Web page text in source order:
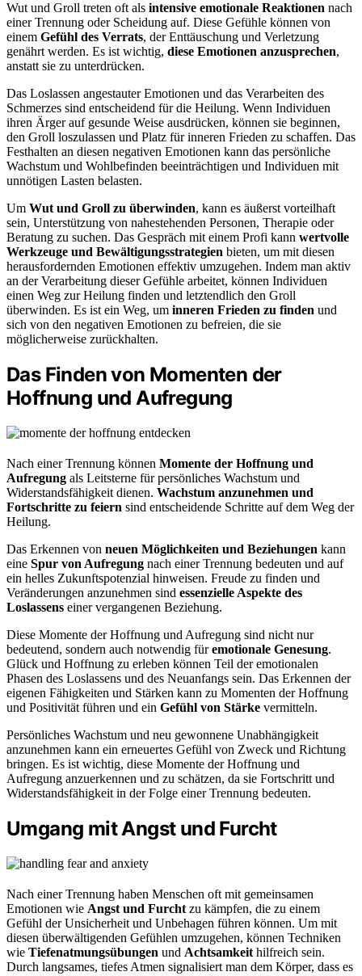
Wut und Groll treten oft als intensive emotionale Reaktionen nach
einer Trennung oder Scheidung auf. Diese Gefühle können von
einem Gefühl des Verrats, der Enttäuschung und Verletzung
genährt werden. Es ist wichtig, diese Emotionen anzusprechen,
anstatt sie zu unterdrücken.
Das Loslassen angestauter Emotionen und das Verarbeiten des
Schmerzes sind entscheidend für die Heilung. Wenn Individuen
ihren Ärger auf gesunde Weise ausdrücken, können sie beginnen,
den Groll loszulassen und Platz für inneren Frieden zu schaffen. Das
Festhalten an diesen negativen Emotionen kann das persönliche
Wachstum und Wohlbefinden beeinträchtigen und Individuen mit
unnötigen Lasten belasten.
Um Wut und Groll zu überwinden, kann es äußerst vorteilhaft
sein, Unterstützung von nahestehenden Personen, Therapie oder
Beratung zu suchen. Das Gespräch mit einem Profi kann wertvolle
Werkzeuge und Bewältigungsstrategien bieten, um mit diesen
herausfordernden Emotionen effektiv umzugehen. Indem man aktiv
an der Verarbeitung dieser Gefühle arbeitet, können Individuen
einen Weg zur Heilung finden und letztendlich den Groll
überwinden. Es ist ein Weg, um inneren Frieden zu finden und
sich von den negativen Emotionen zu befreien, die sie
möglicherweise zurückhalten.
Das Finden von Momenten der
Hoffnung und Aufregung
Nach einer Trennung können Momente der Hoffnung und
Aufregung als Leitsterne für persönliches Wachstum und
Widerstandsfähigkeit dienen. Wachstum anzunehmen und
Fortschritte zu feiern sind entscheidende Schritte auf dem Weg der
Heilung.
Das Erkennen von neuen Möglichkeiten und Beziehungen kann
eine Spur von Aufregung nach einer Trennung bedeuten und auf
ein helles Zukunftspotenzial hinweisen. Freude zu finden und
Veränderungen anzunehmen sind essenzielle Aspekte des
Loslassens einer vergangenen Beziehung.
Diese Momente der Hoffnung und Aufregung sind nicht nur
bedeutend, sondern auch notwendig füremotionale Genesung.
Glück und Hoffnung zu erleben können Teil der emotionalen
Phasen des Loslassens und des Neuanfangs sein. Das Erkennen der
eigenen Fähigkeiten und Stärken kann zu Momenten der Hoffnung
und Positivität führen und ein Gefühl von Stärke vermitteln.
Persönliches Wachstum und neu gewonnene Unabhängigkeit
anzunehmen kann ein erneuertes Gefühl von Zweck und Richtung
bringen. Es ist wichtig, diese Momente der Hoffnung und
Aufregung anzuerkennen und zu schätzen, da sie Fortschritt und
Widerstandsfähigkeit in der Folge einer Trennung bedeuten.
Umgang mit Angst und Furcht
Nach einer Trennung haben Menschen oft mit gemeinsamen
Emotionen wie Angst und Furcht zu kämpfen, die zu einem
Gefühl der Unsicherheit und Unbehagen führen können. Um mit
diesen überwältigenden Gefühlen umzugehen, können Techniken
wie Tiefenatmungsübungen und Achtsamkeit hilfreich sein.
Durch langsames, tiefes Atmen signalisiert man dem Körper, dass es